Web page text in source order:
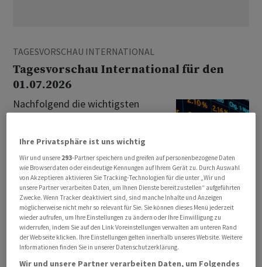
TAGESVORSCHAU INTERNATIONAL
Tagesvorschau International für den
01.07.2026
Nachfolgend die wichtigsten
Wirtschafts- und Finanztermine vom
01.07.2026 06:29
WOCHENVORSCHAU SCHWEIZ
Wochenvorschau Schweiz 01.07.2026 -
08.07.2026
Nachfolgend die wichtigsten
Wirtschafts- und Finanztermine vom
01.07.2026 - 08.07.2026:
Ihre Privatsphäre ist uns wichtig
Wir und unsere 293-Partner speichern und greifen auf personenbezogene Daten
wie Browserdaten oder eindeutige Kennungen auf Ihrem Gerät zu. Durch Auswahl
von Akzeptieren aktivieren Sie Tracking-Technologien für die unter „Wir und
unsere Partner verarbeiten Daten, um Ihnen Dienste bereitzustellen“ aufgeführten
Zwecke. Wenn Tracker deaktiviert sind, sind manche Inhalte und Anzeigen
möglicherweise nicht mehr so relevant für Sie. Sie können dieses Menü jederzeit
wieder aufrufen, um Ihre Einstellungen zu ändern oder Ihre Einwilligung zu
widerrufen, indem Sie auf den Link Voreinstellungen verwalten am unteren Rand
der Webseite klicken. Ihre Einstellungen gelten innerhalb unseres Website. Weitere
Informationen finden Sie in unserer Datenschutzerklärung.
Wir und unsere Partner verarbeiten Daten, um Folgendes